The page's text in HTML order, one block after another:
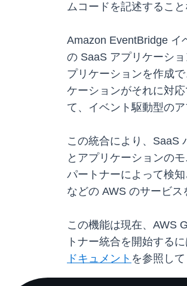
ムコードを記述するこ
Amazon EventBridge イ
の SaaS アプリケーシ
プリケーションを作成
ケーションがそれに対
て、イベント駆動型の
この統合により、SaaS
とアプリケーションの
パートナーによって検
などの AWS のサービ
この機能は現在、AWS
トナー統合を開始するに
ドキュメント を参照して